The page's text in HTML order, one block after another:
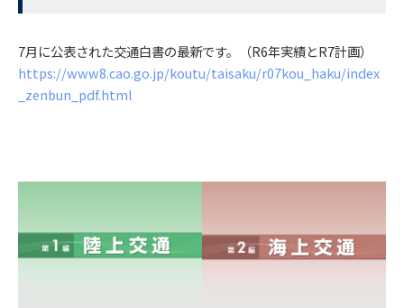
7月に公表された交通白書の最新です。（R6年実績とR7計画）
https://www8.cao.go.jp/koutu/taisaku/r07kou_haku/index
_zenbun_pdf.html